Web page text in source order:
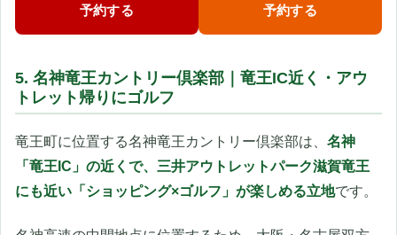
予約する
予約する
5. 名神竜王カントリー倶楽部｜竜王IC近く・アウ
トレット帰りにゴルフ
竜王町に位置する名神竜王カントリー倶楽部は、 名神
「竜王IC」の近くで、三井アウトレットパーク滋賀竜王
にも近い「ショッピング×ゴルフ」が楽しめる立地です。